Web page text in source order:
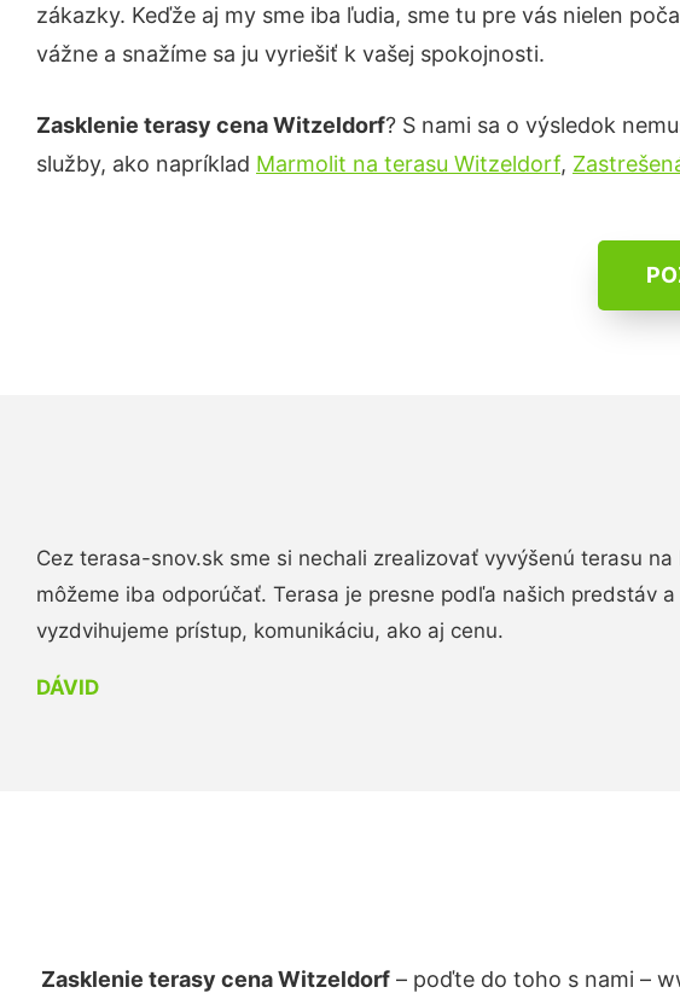
zákazky. Keďže aj my sme iba ľudia, sme tu pre vás nielen
vážne a snažíme sa ju vyriešiť k vašej spokojnosti.
Zasklenie terasy cena Witzeldorf? S nami sa o výsledok
služby, ako napríklad Marmolit na terasu Witzeldorf,
Cez terasa-snov.sk sme si nechali zrealizovať vyvýšenú terasu na
môžeme iba odporúčať. Terasa je presne podľa našich predstáv a
vyzdvihujeme prístup, komunikáciu, ako aj cenu.
DÁVID
Zasklenie terasy cena Witzeldorf– poďte do toho s nami –